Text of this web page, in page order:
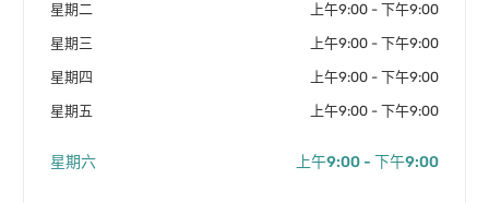
星期二 上午9:00 - 下午9:00
星期三 上午9:00 - 下午9:00
星期四 上午9:00 - 下午9:00
星期五 上午9:00 - 下午9:00
星期六 上午9:00 - 下午9:00